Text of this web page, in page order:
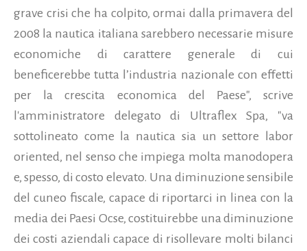
grave crisi che ha colpito, ormai dalla primavera del
2008 la nautica italiana sarebbero necessarie misure
economiche di carattere generale di cui
beneficerebbe tutta l’industria nazionale con effetti
per la crescita economica del Paese", scrive
l'amministratore delegato di Ultraflex Spa, "va
sottolineato come la nautica sia un settore labor
oriented, nel senso che impiega molta manodopera
e, spesso, di costo elevato. Una diminuzione sensibile
del cuneo fiscale, capace di riportarci in linea con la
media dei Paesi Ocse, costituirebbe una diminuzione
dei costi aziendali capace di risollevare molti bilanci